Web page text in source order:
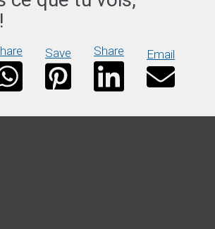
Save Share Email